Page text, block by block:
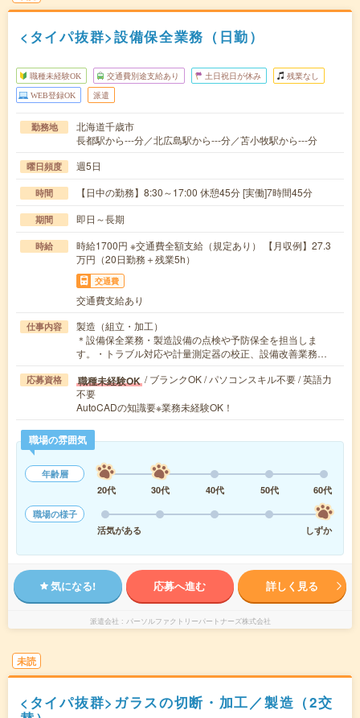
<タイパ抜群>設備保全業務（日勤）
職種未経験OK 交通費別途支給あり 土日祝日が休み 残業なし
WEB登録OK 派遣
勤務地
北海道千歳市
長都駅から---分／北広島駅から---分／苫小牧駅から---分
曜日頻度 週5日
時間 【日中の勤務】8:30～17:00 休憩45分 [実働]7時間45分
期間 即日～長期
時給
時給1700円 ※交通費全額支給（規定あり） 【月収例】27.3
万円（20日勤務＋残業5h）
交通費
交通費支給あり
仕事内容
製造（組立・加工）
＊設備保全業務・製造設備の点検や予防保全を担当しま
す。・トラブル対応や計量測定器の校正、設備改善業務…
応募資格 職種未経験OK / ブランクOK / パソコンスキル不要 / 英語力
不要
AutoCADの知識要※業務未経験OK！
職場の雰囲気
年齢層
20代
30代 40代 50代
60代
職場の様子
活気がある
しずか
気になる! 応募へ進む 詳しく見る
派遣会社 パーソルファクトリーパートナーズ株式会社
未読
<タイパ抜群>ガラスの切断・加工／製造（2交